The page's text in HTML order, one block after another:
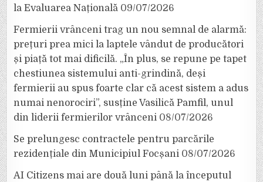
la Evaluarea Națională 09/07/2026
Fermierii vrânceni trag un nou semnal de alarmă:
prețuri prea mici la laptele vândut de producători
și piață tot mai dificilă. „În plus, se repune pe tapet
chestiunea sistemului anti-grindină, deși
fermierii au spus foarte clar că acest sistem a adus
numai nenorociri”, susține Vasilică Pamfil, unul
din liderii fermierilor vrânceni 08/07/2026
Se prelungesc contractele pentru parcările
rezidențiale din Municipiul Focșani 08/07/2026
AI Citizens mai are două luni până la începutul